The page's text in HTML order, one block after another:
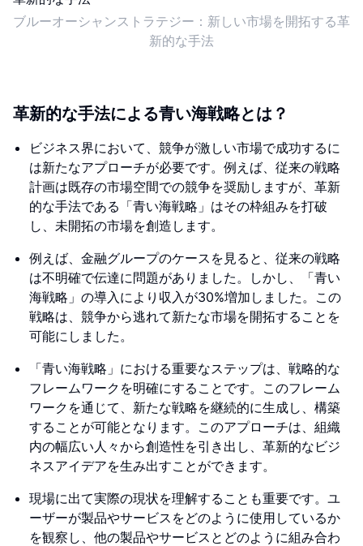
ブルーオーシャンストラテジー：新しい市場を開拓する革
新的な手法
革新的な手法による青い海戦略とは？
ビジネス界において、競争が激しい市場で成功するに
は新たなアプローチが必要です。例えば、従来の戦略
計画は既存の市場空間での競争を奨励しますが、革新
的な手法である「青い海戦略」はその枠組みを打破
し、未開拓の市場を創造します。
例えば、金融グループのケースを見ると、従来の戦略
は不明確で伝達に問題がありました。しかし、「青い
海戦略」の導入により収入が30%増加しました。この
戦略は、競争から逃れて新たな市場を開拓することを
可能にしました。
「青い海戦略」における重要なステップは、戦略的な
フレームワークを明確にすることです。このフレーム
ワークを通じて、新たな戦略を継続的に生成し、構築
することが可能となります。このアプローチは、組織
内の幅広い人々から創造性を引き出し、革新的なビジ
ネスアイデアを生み出すことができます。
現場に出て実際の現状を理解することも重要です。ユ
ーザーが製品やサービスをどのように使用しているか
を観察し、他の製品やサービスとどのように組み合わ